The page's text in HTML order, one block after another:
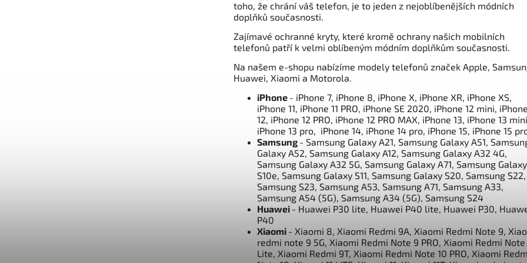
toho, že chrání váš telefon, je to jeden z nejoblíbenějších módních
doplňků současnosti.
Zajímavé ochranné kryty, které kromě ochrany našich mobilních
telefonů patří k velmi oblíbeným módním doplňkům současnosti.
Na našem e-shopu nabízíme modely telefonů značek Apple,
Huawei, Xiaomi a Motorola.
iPhone - iPhone 7, iPhone 8, iPhone X, iPhone XR, iPhone XS,
iPhone 11, iPhone 11 PRO, iPhone SE 2020, iPhone 12 mini, iPhone
12, iPhone 12 PRO, iPhone 12 PRO MAX, iPhone 13, iPhone 13
iPhone 13 pro, iPhone 14, iPhone 14 pro, iPhone 15, iPhone 15
Samsung - Samsung Galaxy A21, Samsung Galaxy A51,
Galaxy A52, Samsung Galaxy A12, Samsung Galaxy A32 4G,
Samsung Galaxy A32 5G, Samsung Galaxy A71, Samsung Galaxy
S10e, Samsung Galaxy S11, Samsung Galaxy S20, Samsung S22,
Samsung S23, Samsung A53, Samsung A71, Samsung A33,
Samsung A54 (5G), Samsung A34 (5G), Samsung S24
Huawei - Huawei P30 lite, Huawei P40 lite, Huawei P30,
P40
Xiaomi - Xiaomi 8, Xiaomi Redmi 9A, Xiaomi Redmi Note 9,
redmi note 9 5G, Xiaomi Redmi Note 9 PRO, Xiaomi Redmi Note
Lite, Xiaomi Redmi 9T, Xiaomi Redmi Note 10 PRO, Xiaomi